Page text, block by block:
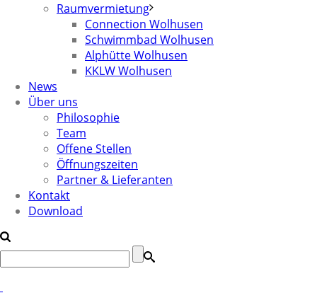
Raumvermietung
Connection Wolhusen
Schwimmbad Wolhusen
Alphütte Wolhusen
KKLW Wolhusen
News
Über uns
Philosophie
Team
Offene Stellen
Öffnungszeiten
Partner & Lieferanten
Kontakt
Download